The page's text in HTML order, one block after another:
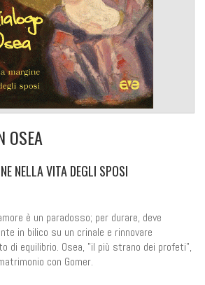
OSEA
NELLA VITA DEGLI SPOSI
è un paradosso; per durare, deve
in bilico su un crinale e rinnovare
di equilibrio. Osea, "il più strano dei profeti",
con Gomer.